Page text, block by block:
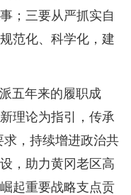
；三要从严抓实自
范化、科学化，建
五年来的履职成
理论为指引，传承
求，持续增进政治共
，助力黄冈老区高
起重要战略支点贡